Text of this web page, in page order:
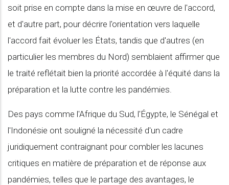
soit prise en compte dans la mise en œuvre de l'accord,
et d'autre part, pour décrire l'orientation vers laquelle
l'accord fait évoluer les États, tandis que d'autres (en
particulier les membres du Nord) semblaient affirmer que
le traité reflétait bien la priorité accordée à l'équité dans la
préparation et la lutte contre les pandémies.
Des pays comme l'Afrique du Sud, l'Égypte, le Sénégal et
l'Indonésie ont souligné la nécessité d'un cadre
juridiquement contraignant pour combler les lacunes
critiques en matière de préparation et de réponse aux
pandémies, telles que le partage des avantages, le